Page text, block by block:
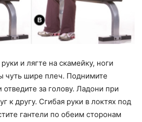
и лягте на скамейку, ноги
чуть шире плеч. Поднимите
отведите за голову. Ладони при
к другу. Сгибая руки в локтях под
гантели по обеим сторонам